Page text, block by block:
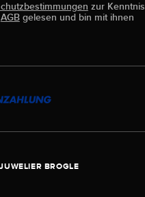
zur Kenntnis
AGBgelesen und bin mit ihnen
JUWELIER BROGLE